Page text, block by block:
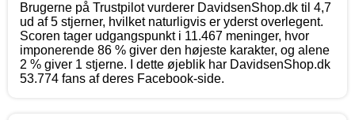
Brugerne på Trustpilot vurderer DavidsenShop.dk til 4,7
ud af 5 stjerner, hvilket naturligvis er yderst overlegent.
Scoren tager udgangspunkt i 11.467 meninger, hvor
imponerende 86 % giver den højeste karakter, og alene
2 % giver 1 stjerne. I dette øjeblik har DavidsenShop.dk
53.774 fans af deres Facebook-side.